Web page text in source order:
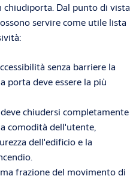
Dal punto di vista
servire come utile lista
senza barriere la
porta deve essere la più
chiudersi completamente
comodità dell'utente,
dell'edificio e la
frazione del movimento di